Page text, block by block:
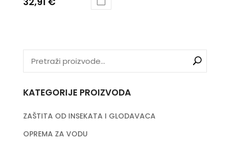
KATEGORIJE PROIZVODA
ZAŠTITA OD INSEKATA I GLODAVACA
OPREMA ZA VODU